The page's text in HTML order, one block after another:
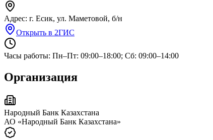
Адрес: г. Есик, ул. Маметовой, б/н
Открыть в 2ГИС
Часы работы: Пн–Пт: 09:00–18:00; Сб: 09:00–14:00
Организация
Народный Банк Казахстана
АО «Народный Банк Казахстана»